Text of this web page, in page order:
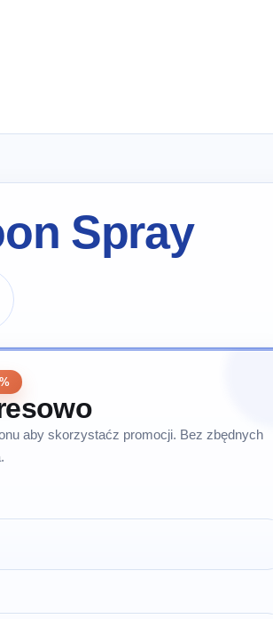
Spray
aby skorzystaćz promocji. Bez zbędnych